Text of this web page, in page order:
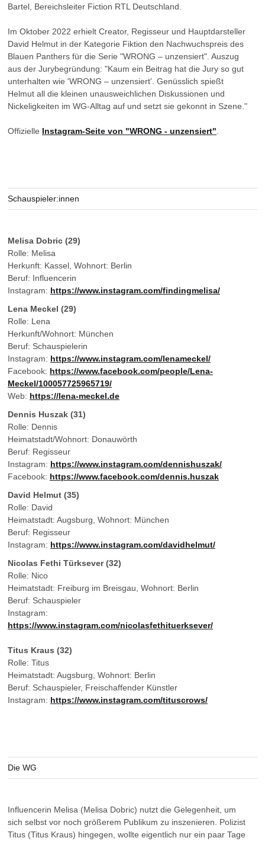
Bartel, Bereichsleiter Fiction RTL Deutschland.
Im Oktober 2022 erhielt Creator, Regisseur und Hauptdarsteller
David Helmut in der Kategorie Fiktion den Nachwuchspreis des
Blauen Panthers für die Serie "WRONG – unzensiert". Auszug
aus der Jurybegründung: "Kaum ein Beitrag hat die Jury so gut
unterhalten wie 'WRONG – unzensiert'. Genüsslich spießt
Helmut all die kleinen unausweichlichen Diskussionen und
Nickeligkeiten im WG-Alltag auf und setzt sie gekonnt in Szene."
Offizielle Instagram-Seite von "WRONG - unzensiert".
Schauspieler:innen
Melisa Dobric (29)
Rolle: Melisa
Herkunft: Kassel, Wohnort: Berlin
Beruf: Influencerin
Instagram: https://www.instagram.com/findingmelisa/
Lena Meckel (29)
Rolle: Lena
Herkunft/Wohnort: München
Beruf: Schauspielerin
Instagram: https://www.instagram.com/lenameckel/
Facebook: https://www.facebook.com/people/Lena-
Meckel/100057725965719/
Web: https://lena-meckel.de
Dennis Huszak (31)
Rolle: Dennis
Heimatstadt/Wohnort: Donauwörth
Beruf: Regisseur
Instagram: https://www.instagram.com/dennishuszak/
Facebook: https://www.facebook.com/dennis.huszak
David Helmut (35)
Rolle: David
Heimatstadt: Augsburg, Wohnort: München
Beruf: Regisseur
Instagram: https://www.instagram.com/davidhelmut/
Nicolas Fethi Türksever (32)
Rolle: Nico
Heimatstadt: Freiburg im Breisgau, Wohnort: Berlin
Beruf: Schauspieler
Instagram:
https://www.instagram.com/nicolasfethituerksever/
Titus Kraus (32)
Rolle: Titus
Heimatstadt: Augsburg, Wohnort: Berlin
Beruf: Schauspieler, Freischaffender Künstler
Instagram: https://www.instagram.com/tituscrows/
Die WG
Influencerin Melisa (Melisa Dobric) nutzt die Gelegenheit, um
sich selbst vor noch größerem Publikum zu inszenieren. Polizist
Titus (Titus Kraus) hingegen, wollte eigentlich nur ein paar Tage